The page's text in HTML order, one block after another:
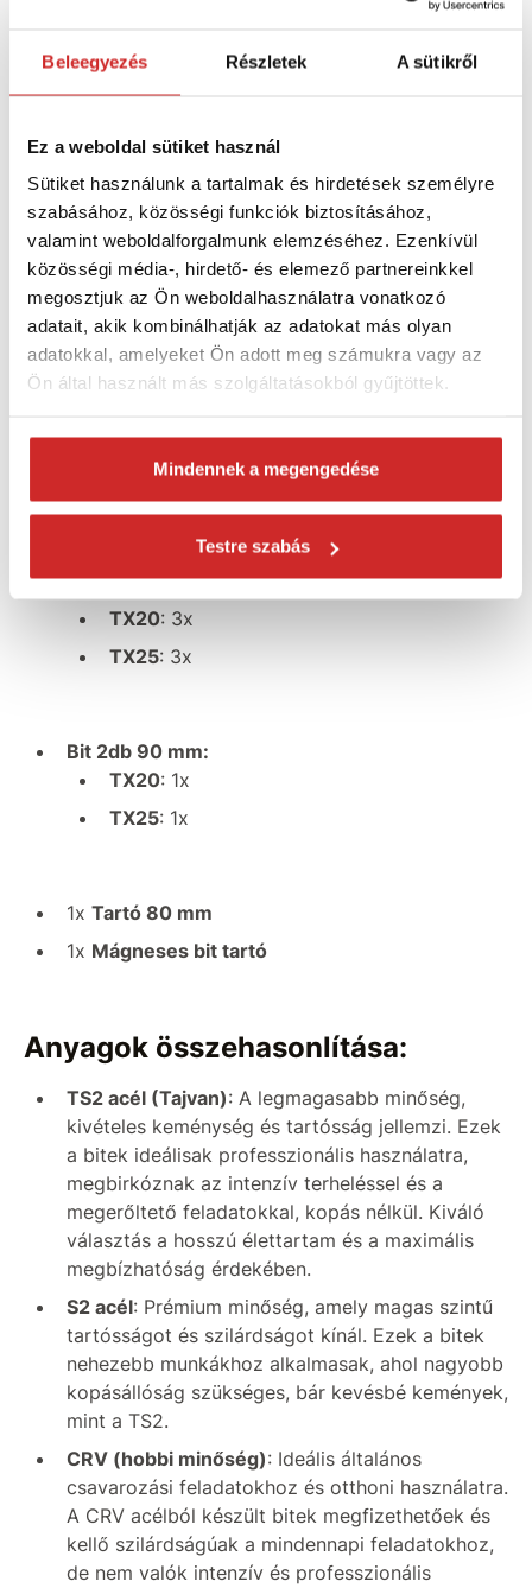
Beleegyezés Részletek A sütikről
Ez a weboldal sütiket használ
Sütiket használunk a tartalmak és hirdetések személyre
szabásához, közösségi funkciók biztosításához,
valamint weboldalforgalmunk elemzéséhez. Ezenkívül
közösségi média-, hirdető- és elemező partnereinkkel
megosztjuk az Ön weboldalhasználatra vonatkozó
adatait, akik kombinálhatják az adatokat más olyan
adatokkal, amelyeket Ön adott meg számukra vagy az
Ön által használt más szolgáltatásokból gyűjtöttek.
Mindennek a megengedése
Testre szabás
TX15: 3x
TX20: 5x
TX25: 4x
TX27: 1x
TX30: 1x
TX20 lyukas bit
: 1x
TX25 lyukas bit: 1x
Bit 12db 50 mm:
PH2: 2x
TX15: 2x
TX20: 3x
TX25: 3x
Bit 2db 90 mm:
TX20: 1x
TX25: 1x
1x Tartó 80 mm
1x Mágneses bit tartó
Anyagok összehasonlítása:
TS2 acél (Tajvan): A legmagasabb minőség,
kivételes keménység és tartósság jellemzi. Ezek
a bitek ideálisak professzionális használatra,
megbirkóznak az intenzív terheléssel és a
megerőltető feladatokkal, kopás nélkül. Kiváló
választás a hosszú élettartam és a maximális
megbízhatóság érdekében.
S2 acél: Prémium minőség, amely magas szintű
tartósságot és szilárdságot kínál. Ezek a bitek
nehezebb munkákhoz alkalmasak, ahol nagyobb
kopásállóság szükséges, bár kevésbé kemények,
mint a TS2.
CRV (hobbi minőség): Ideális általános
csavarozási feladatokhoz és otthoni használatra.
A CRV acélból készült bitek megfizethetőek és
kellő szilárdságúak a mindennapi feladatokhoz,
de nem valók intenzív és professzionális